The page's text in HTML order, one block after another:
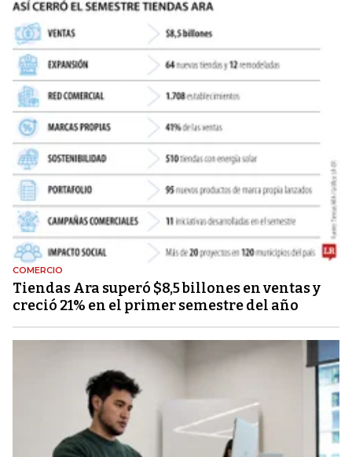
COMERCIO
Tiendas Ara superó $8,5 billones en ventas y
creció 21% en el primer semestre del año